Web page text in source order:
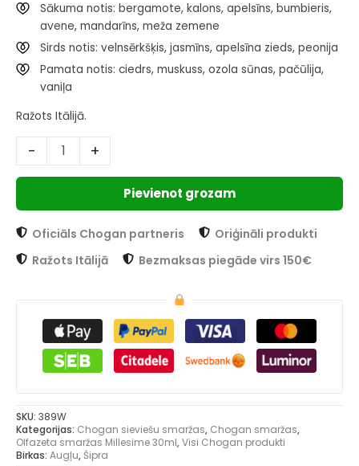
Sākuma notis: bergamote, kalons, apelsīns, bumbieris,
avene, mandarīns, meža zemene
Sirds notis: velnsērkšķis, jasmīns, apelsīna zieds, peonija
Pamata notis: ciedrs, muskuss, ozola sūnas, pačūlija,
vaniļa
Ražots Itālijā.
- +
Pievienot grozam
Oficiāls Chogan partneris
Oriģināli produkti
Ražots Itālijā
Bezmaksas piegāde virs 150€
SKU: 389W
Kategorijas: Chogan sieviešu smaržas, Chogan smaržas,
Olfazeta smaržas Millesime 30ml,Visi Chogan produkti
Birkas: Augļu,Šipra